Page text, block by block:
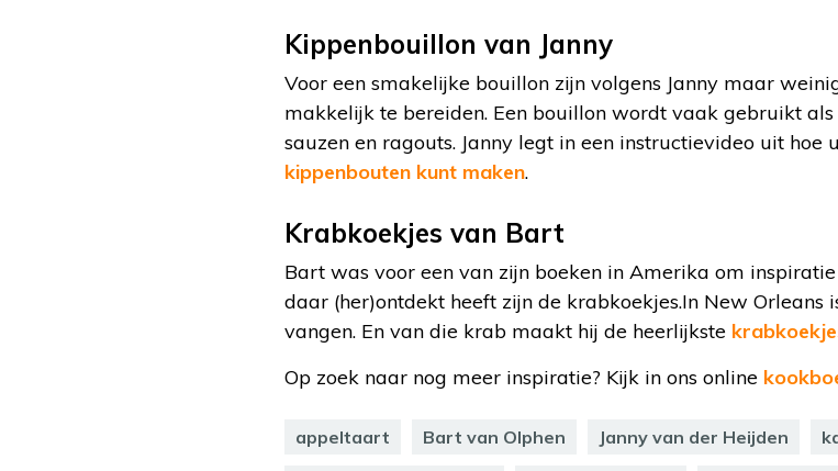
Kippenbouillon van Janny
Voor een smakelijke bouillon zijn volgens Janny maar
makkelijk te bereiden. Een bouillon wordt vaak gebruikt
sauzen en ragouts. Janny legt in een instructievideo uit hoe
kippenbouten kunt maken.
Krabkoekjes van Bart
Bart was voor een van zijn boeken in Amerika om
daar (her)ontdekt heeft zijn de krabkoekjes.In New Orleans
vangen. En van die krab maakt hij de heerlijkste
Op zoek naar nog meer inspiratie? Kijk in ons online
appeltaart Bart van Olphen Janny van der Heijden